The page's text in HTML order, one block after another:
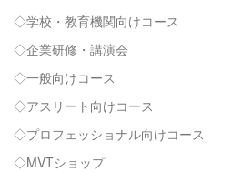
◇学校・教育機関向けコース
◇企業研修・講演会
◇一般向けコース
◇アスリート向けコース
◇プロフェッショナル向けコース
◇MVTショップ